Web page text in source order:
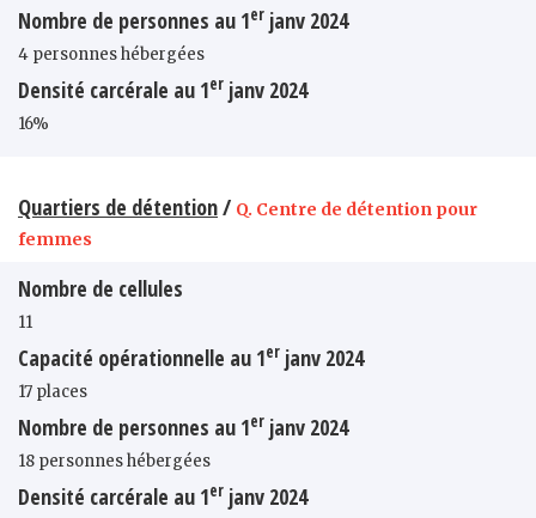
Nombre de personnes au 1er janv 2024
4 personnes hébergées
Densité carcérale au 1er janv 2024
16%
Quartiers de détention/ Q. Centre de détention pour
femmes
Nombre de cellules
11
Capacité opérationnelle au 1er janv 2024
17 places
Nombre de personnes au 1er janv 2024
18 personnes hébergées
Densité carcérale au 1er janv 2024